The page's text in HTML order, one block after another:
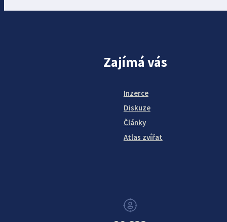
Zajímá vás
Inzerce
Diskuze
Články
Atlas zvířat